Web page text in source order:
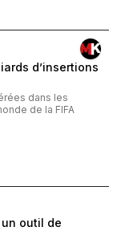
d’insertions
dans les
de la FIFA
outil de